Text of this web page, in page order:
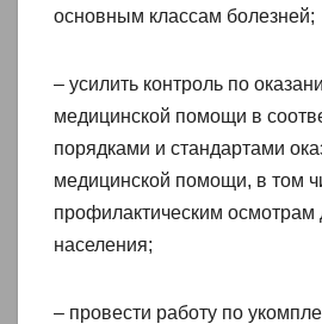
основным классам болезней;
– усилить контроль по
медицинской помощи в
порядками и стандартами
медицинской помощи, в том
профилактическим осмотрам
населения;
– провести работу по